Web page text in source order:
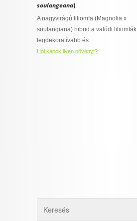
soulangeana)
A nagyvirágú liliomfa (Magnolia x
soulangiana) hibrid a valódi liliomfák
legdekoratívabb és..
Hol kapok ilyen növényt?